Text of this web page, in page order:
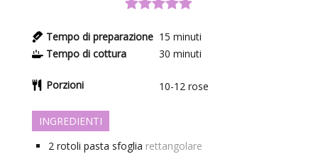
Tempo di preparazione 15 minuti
Tempo di cottura
30 minuti
Porzioni 10-12 rose
INGREDIENTI
2 rotoli pasta sfoglia rettangolare